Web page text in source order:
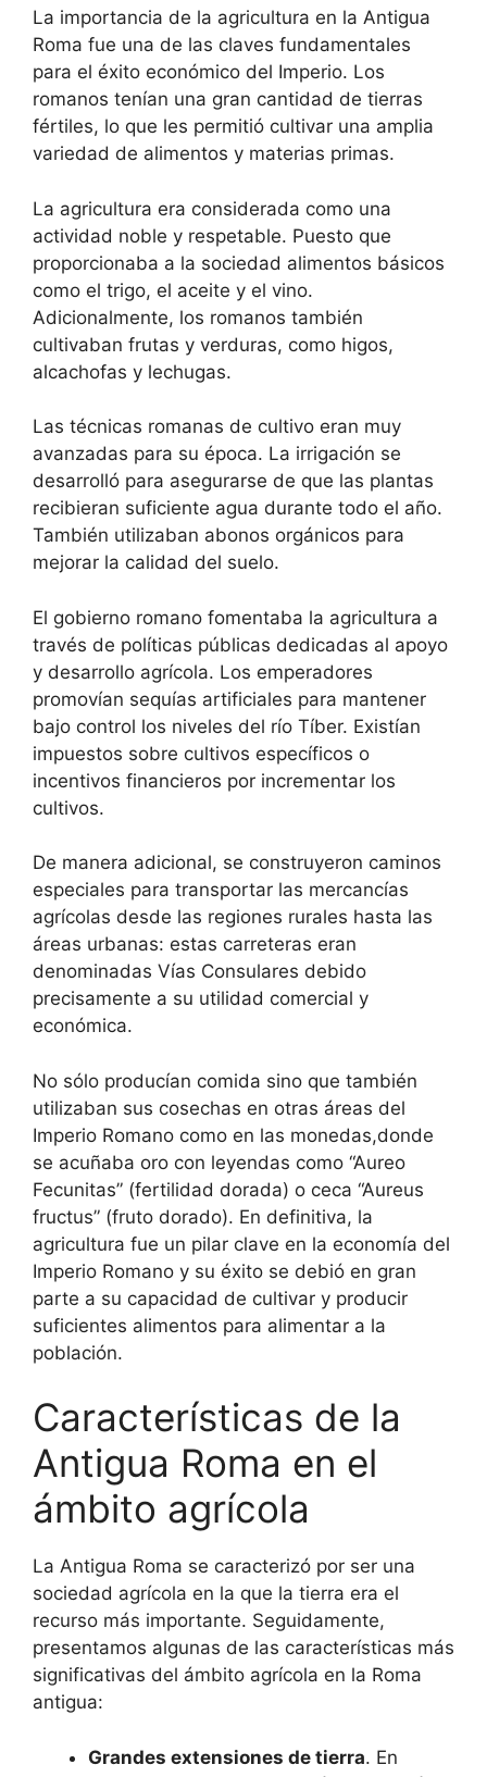
La importancia de la agricultura en la Antigua
Roma fue una de las claves fundamentales
para el éxito económico del Imperio. Los
romanos tenían una gran cantidad de tierras
fértiles, lo que les permitió cultivar una amplia
variedad de alimentos y materias primas.
La agricultura era considerada como una
actividad noble y respetable. Puesto que
proporcionaba a la sociedad alimentos básicos
como el trigo, el aceite y el vino.
Adicionalmente, los romanos también
cultivaban frutas y verduras, como higos,
alcachofas y lechugas.
Las técnicas romanas de cultivo eran muy
avanzadas para su época. La irrigación se
desarrolló para asegurarse de que las plantas
recibieran suficiente agua durante todo el año.
También utilizaban abonos orgánicos para
mejorar la calidad del suelo.
El gobierno romano fomentaba la agricultura a
través de políticas públicas dedicadas al apoyo
y desarrollo agrícola. Los emperadores
promovían sequías artificiales para mantener
bajo control los niveles del río Tíber. Existían
impuestos sobre cultivos específicos o
incentivos financieros por incrementar los
cultivos.
De manera adicional, se construyeron caminos
especiales para transportar las mercancías
agrícolas desde las regiones rurales hasta las
áreas urbanas: estas carreteras eran
denominadas Vías Consulares debido
precisamente a su utilidad comercial y
económica.
No sólo producían comida sino que también
utilizaban sus cosechas en otras áreas del
Imperio Romano como en las monedas,donde
se acuñaba oro con leyendas como “Aureo
Fecunitas” (fertilidad dorada) o ceca “Aureus
fructus” (fruto dorado). En definitiva, la
agricultura fue un pilar clave en la economía del
Imperio Romano y su éxito se debió en gran
parte a su capacidad de cultivar y producir
suficientes alimentos para alimentar a la
población.
Características de la
Antigua Roma en el
ámbito agrícola
La Antigua Roma se caracterizó por ser una
sociedad agrícola en la que la tierra era el
recurso más importante. Seguidamente,
presentamos algunas de las características más
significativas del ámbito agrícola en la Roma
antigua:
Grandes extensiones de tierra. En